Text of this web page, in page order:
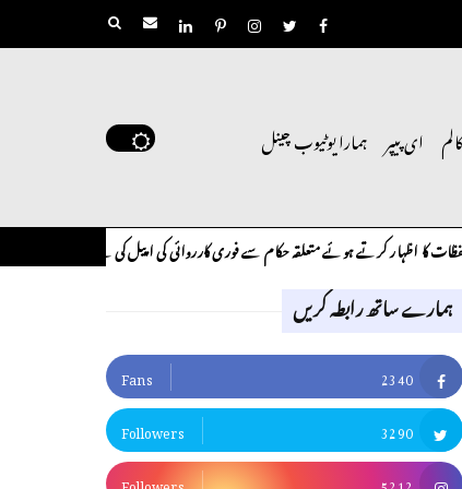
ای پیپر ہمارا یوٹیوب چینل
ہوئے متعلقہ حکام سے فوری کارروائی کی اپیل کی ہے۔ کالم
ہمارے ساتھ رابطہ کریں
2340
Fans
3290
Followers